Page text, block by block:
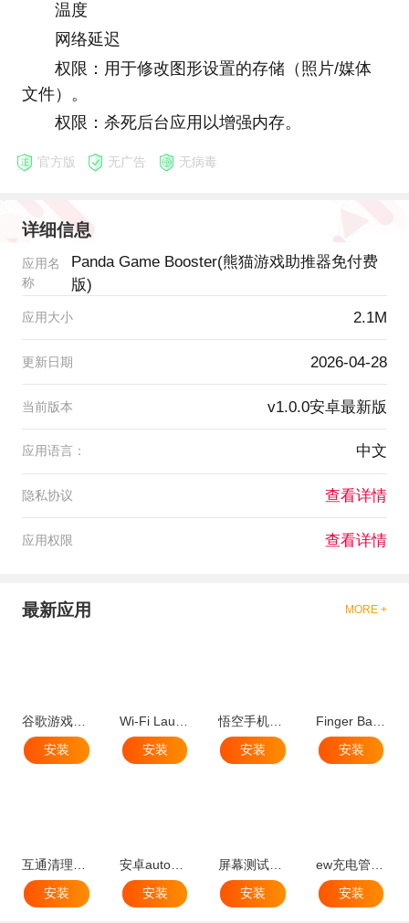
温度
网络延迟
权限：用于修改图形设置的存储（照片/媒体
文件）。
权限：杀死后台应用以增强内存。
官方版 无广告 无病毒
详细信息
应用名
称
Panda Game Booster(熊猫游戏助推器免付费
版)
应用大小 2.1M
更新日期 2026-04-28
当前版本 v1.0.0安卓最新版
应用语言： 中文
隐私协议 查看详情
应用权限 查看详情
最新应用 MORE +
谷歌游戏增压器手机版apk
安装
安装
悟空手机清理管家官方版
安装
安装
安装
安装
屏幕测试专家(手机测试屏幕坏点软件)
安装
安装